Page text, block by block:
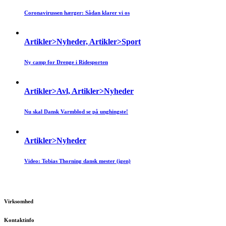
Coronavirussen hærger: Sådan klarer vi os
Artikler>Nyheder, Artikler>Sport
Ny camp for Drenge i Ridesporten
Artikler>Avl, Artikler>Nyheder
Nu skal Dansk Varmblod se på unghingste!
Artikler>Nyheder
Video: Tobias Thorning dansk mester (igen)
Virksomhed
Kontaktinfo